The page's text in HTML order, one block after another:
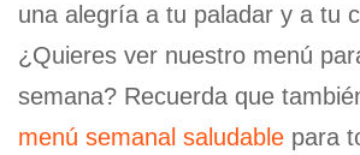
una alegría a tu paladar y a tu
¿Quieres ver nuestro menú
semana? Recuerda que
menú semanal saludable para